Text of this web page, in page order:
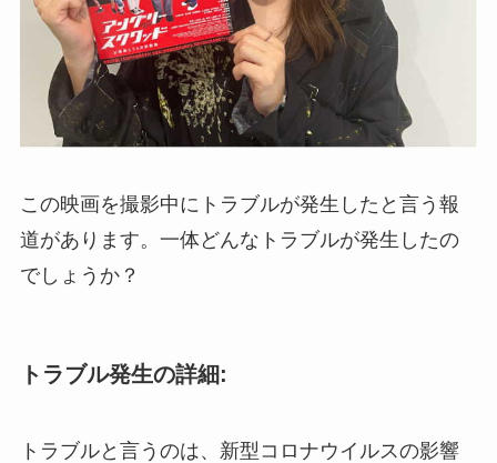
この映画を撮影中にトラブルが発生したと言う報
道があります。一体どんなトラブルが発生したの
でしょうか？
トラブル発生の詳細:
トラブルと言うのは、新型コロナウイルスの影響